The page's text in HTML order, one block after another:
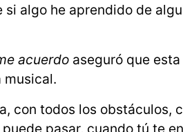
algo he aprendido de
acuerdo aseguró que
musical.
con todos los obstáculos,